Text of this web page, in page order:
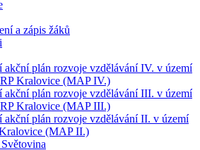
a zápis žáků
akční plán rozvoje vzdělávání IV. v území
Kralovice (MAP IV.)
akční plán rozvoje vzdělávání III. v území
Kralovice (MAP III.)
akční plán rozvoje vzdělávání II. v území
(MAP II.)